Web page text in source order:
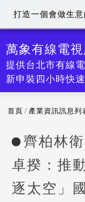
萬象有線電
提供台北市有線
新申裝四小時快
首頁 / 產業資訊訊息列
齊柏林
卓揆：推
逐太空」
打造一個會做生